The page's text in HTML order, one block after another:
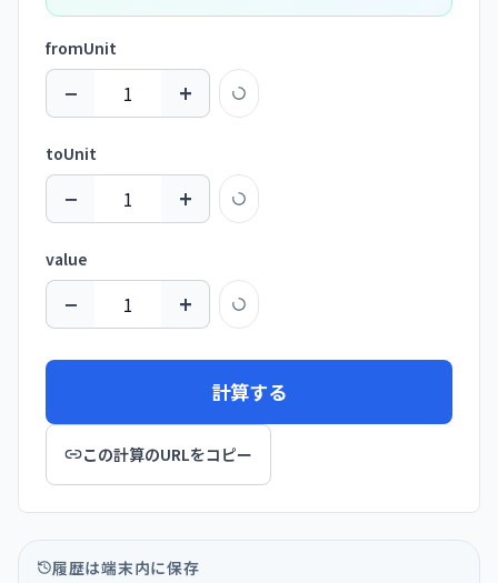
fromUnit
− +
toUnit
− +
value
− +
計算する
この計算のURLをコピー
履歴は端末内に保存